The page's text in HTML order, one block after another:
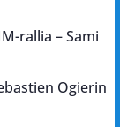
rallia – Sami
Ogierin